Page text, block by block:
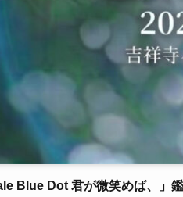
Blue Dot 君が微笑めば、」